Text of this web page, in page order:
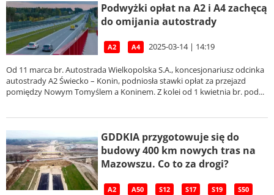
Podwyżki opłat na A2 i A4 zachęcą
do omijania autostrady
A2 A4 2025-03-14 | 14:19
Od 11 marca br. Autostrada Wielkopolska S.A., koncesjonariusz odcinka
autostrady A2 Świecko – Konin, podniosła stawki opłat za przejazd
pomiędzy Nowym Tomyślem a Koninem. Z kolei od 1 kwietnia br. pod...
GDDKIA przygotowuje się do
budowy 400 km nowych tras na
Mazowszu. Co to za drogi?
A2 A50 S12 S17 S19 S50